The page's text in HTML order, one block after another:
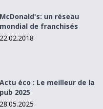
de franchisés
McDonald's: un réseau
mondial de franchisés
22.02.2018
Actu éco : Le meilleur de la
pub 2025
28.05.2025